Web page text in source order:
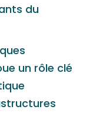
du
un rôle clé